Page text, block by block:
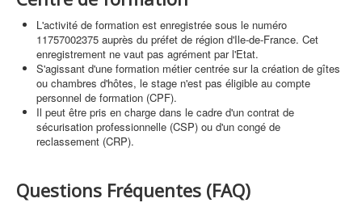
L'activité de formation est enregistrée sous le numéro
11757002375 auprès du préfet de région d'Ile-de-France. Cet
enregistrement ne vaut pas agrément par l'Etat.
S'agissant d'une formation métier centrée sur la création de gîtes
ou chambres d'hôtes, le stage n'est pas éligible au compte
personnel de formation (CPF).
Il peut être pris en charge dans le cadre d'un contrat de
sécurisation professionnelle (CSP) ou d'un congé de
reclassement (CRP).
Questions Fréquentes (FAQ)